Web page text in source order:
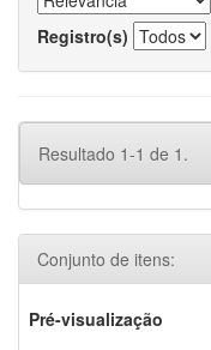
Registro(s)
Resultado 1-1 de 1.
Conjunto de itens:
Pré-visualização